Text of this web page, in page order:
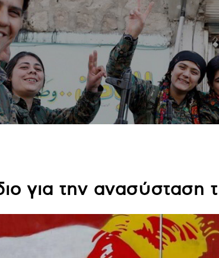
για την ανασύσταση